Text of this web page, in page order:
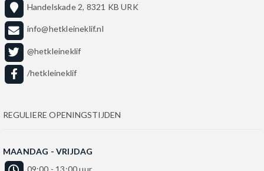
Handelskade 2, 8321 KB URK
info@hetkleineklif.nl
@hetkleineklif
/hetkleineklif
REGULIERE OPENINGSTIJDEN
MAANDAG - VRIJDAG
09:00 - 13:00 uur